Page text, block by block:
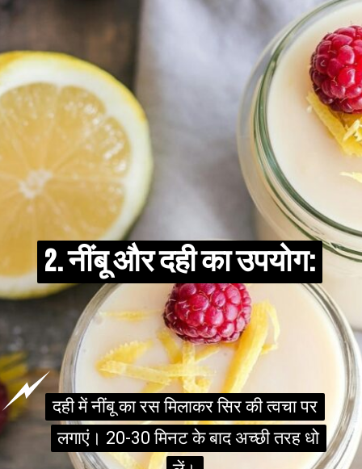
दही में नींबू का रस मिलाकर सिर की त्वचा पर
लगाएं। 20-30 मिनट के बाद अच्छी तरह धो
दही में नींबू का रस मिलाकर सिर की त्वचा पर
लगाएं। 20-30 मिनट के बाद अच्छी तरह धो
2. नींबू और दही का उपयोग:
2. नींबू और दही का उपयोग: